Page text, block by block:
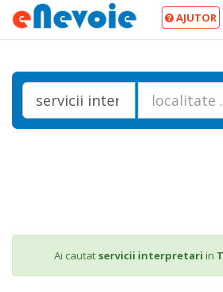
AJUTOR
Ai cautat servicii interpretari in